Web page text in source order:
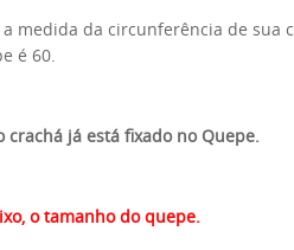
a medida da circunferência de sua
é 60.
crachá já está fixado no Quepe.
o tamanho do quepe.